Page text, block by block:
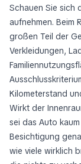
Schauen Sie sich
aufnehmen. Beim
großen Teil der
Verkleidungen,
Kilometerstand
Wirkt der
sei das Auto
Besichtigung
wie viele wirklich